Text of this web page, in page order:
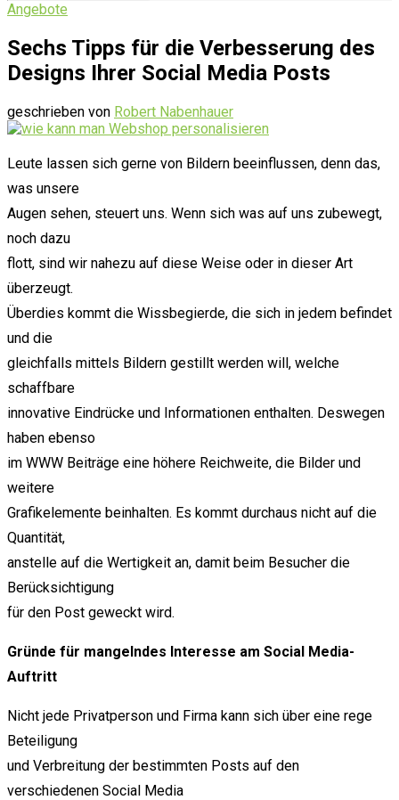
Angebote
Sechs Tipps für die Verbesserung des
Designs Ihrer Social Media Posts
geschrieben von Robert Nabenhauer
Leute lassen sich gerne von Bildern beeinflussen, denn das,
was unsere
Augen sehen, steuert uns. Wenn sich was auf uns zubewegt,
noch dazu
flott, sind wir nahezu auf diese Weise oder in dieser Art
überzeugt.
Überdies kommt die Wissbegierde, die sich in jedem befindet
und die
gleichfalls mittels Bildern gestillt werden will, welche
schaffbare
innovative Eindrücke und Informationen enthalten. Deswegen
haben ebenso
im WWW Beiträge eine höhere Reichweite, die Bilder und
weitere
Grafikelemente beinhalten. Es kommt durchaus nicht auf die
Quantität,
anstelle auf die Wertigkeit an, damit beim Besucher die
Berücksichtigung
für den Post geweckt wird.
Gründe für mangelndes Interesse am Social Media-
Auftritt
Nicht jede Privatperson und Firma kann sich über eine rege
Beteiligung
und Verbreitung der bestimmten Posts auf den
verschiedenen Social Media